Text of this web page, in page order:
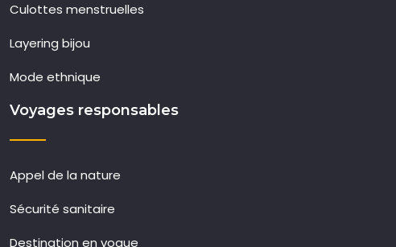
Culottes menstruelles
Layering bijou
Mode ethnique
Voyages responsables
Appel de la nature
Sécurité sanitaire
Destination en vogue